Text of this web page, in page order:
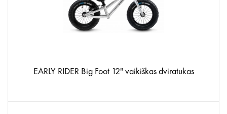
EARLY RIDER Big Foot 12" vaikiškas dviratukas